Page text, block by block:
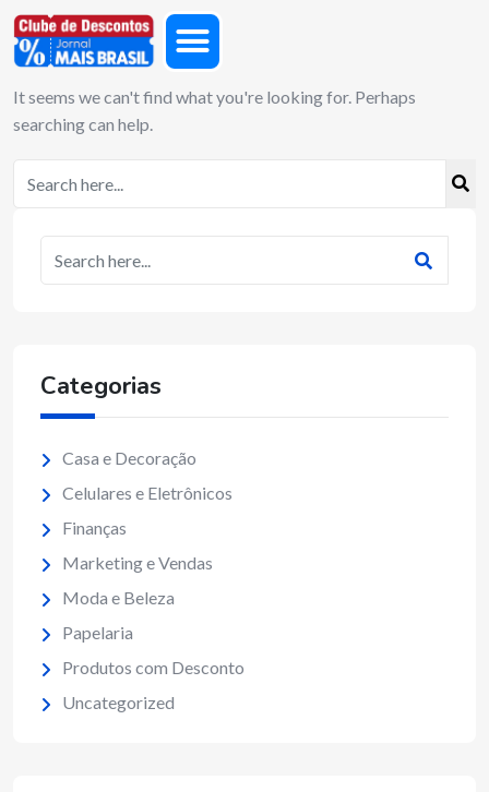
It seems we can't find what you're looking for. Perhaps
searching can help.
Categorias
Casa e Decoração
Celulares e Eletrônicos
Finanças
Marketing e Vendas
Moda e Beleza
Papelaria
Produtos com Desconto
Uncategorized